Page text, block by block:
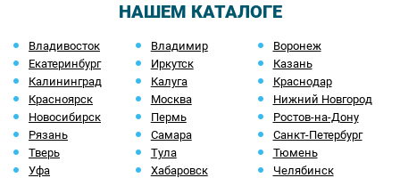
НАШЕМ КАТАЛОГЕ
Владивосток Владимир
Воронеж
Екатеринбург
Иркутск
Казань
Калининград
Калуга
Краснодар
Красноярск
Москва
Нижний Новгород
Новосибирск
Пермь
Ростов-на-Дону
Рязань
Самара
Санкт-Петербург
Тверь
Тула
Тюмень
Уфа
Хабаровск Челябинск